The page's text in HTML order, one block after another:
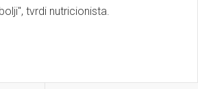
tvrdi nutricionista.